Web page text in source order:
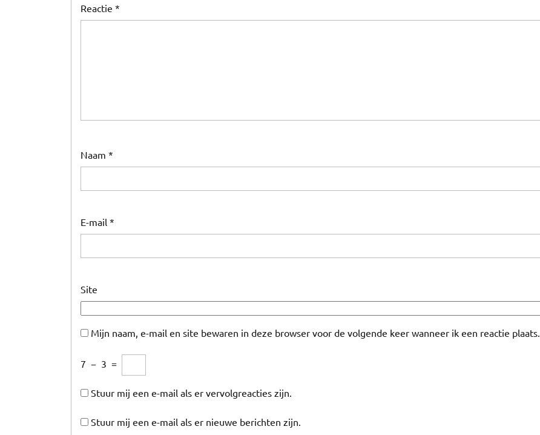
Reactie *
Naam *
E-mail *
Site
Mijn naam, e-mail en site bewaren in deze browser voor de volgende keer wanneer ik een reactie plaats.
7 − 3 =
Stuur mij een e-mail als er vervolgreacties zijn.
Stuur mij een e-mail als er nieuwe berichten zijn.